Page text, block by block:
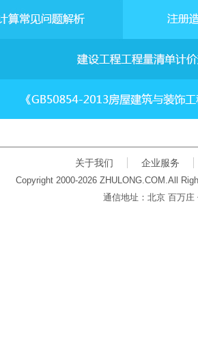
关于我们 企业服务
Copyright 2000-2026 ZHULONG.COM.All
通信地址：北京 百万